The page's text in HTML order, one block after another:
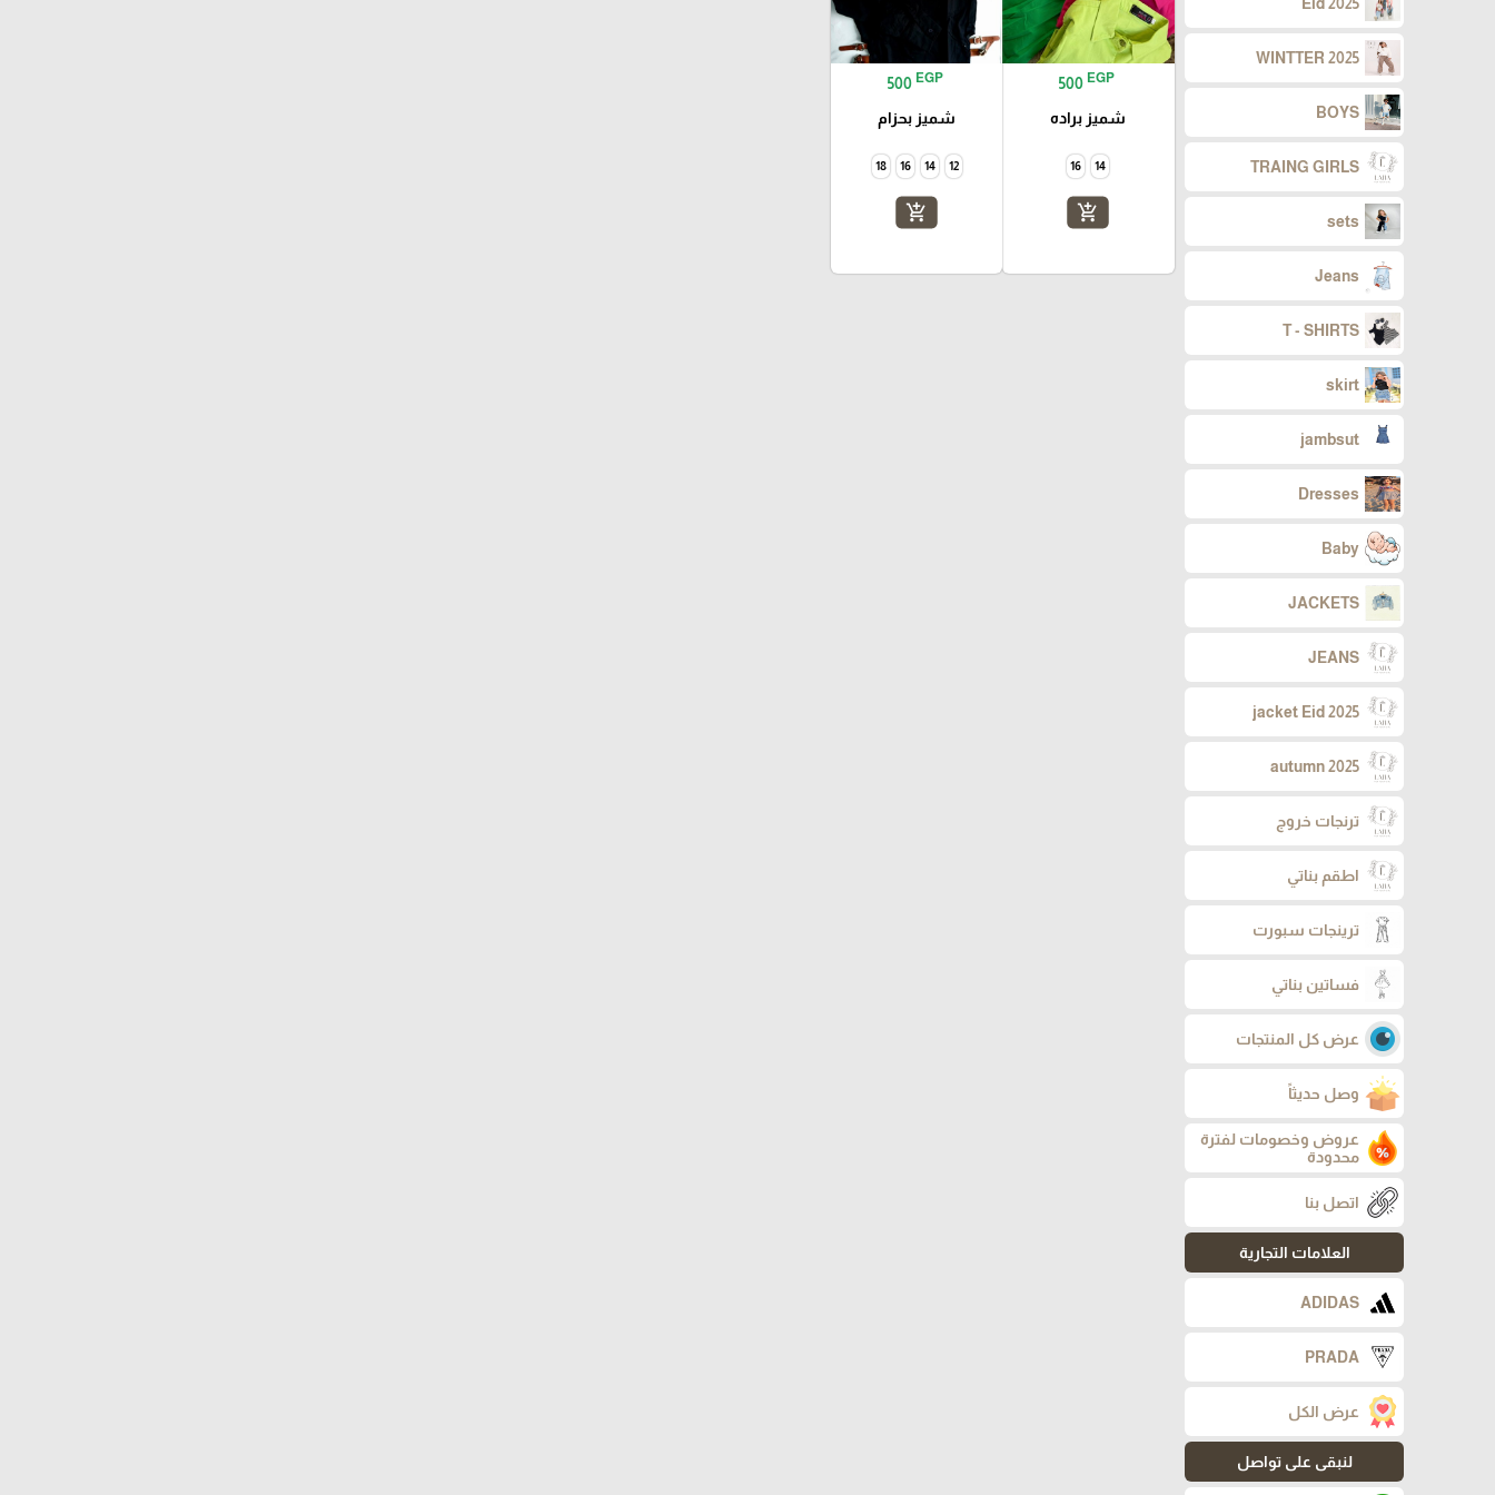
WINTTER 2025
BOYS
TRAING GIRLS
sets
Jeans
T - SHIRTS
skirt
jambsut
Dresses
Baby
JACKETS
JEANS
jacket Eid 2025
autumn 2025
ترنجات خروج
اطقم بناتي
ترينجات سبورت
فساتين بناتي
عرض كل المنتجات
وصل حديثاً
عروض وخصومات لفترة
محدودة
اتصل بنا
العلامات التجارية
ADIDAS
PRADA
عرض الكل
لنبقى على تواصل
500 EGP
شميز براده
14
16
add_shopping_cart
500 EGP
شميز بحزام
12
14
16
18
add_shopping_cart